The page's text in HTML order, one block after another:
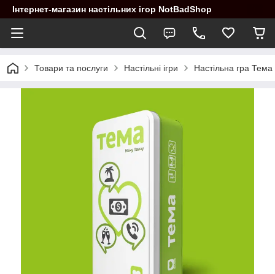
Інтернет-магазин настільних ігор NotBadShop
Товари та послуги Настільні ігри Настільна гра Тема